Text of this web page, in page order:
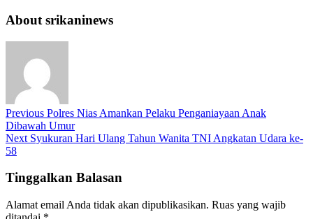
About srikaninews
Previous Polres Nias Amankan Pelaku Penganiayaan Anak
Dibawah Umur
Next Syukuran Hari Ulang Tahun Wanita TNI Angkatan Udara ke-
58
Tinggalkan Balasan
Alamat email Anda tidak akan dipublikasikan. Ruas yang wajib